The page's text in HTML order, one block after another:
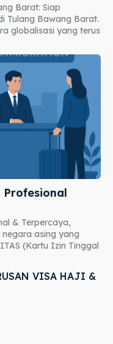
Barat: Siap
Tulang Bawang Barat.
globalisasi yang terus
& Terpercaya,
asing yang
(Kartu Izin Tinggal
VISA HAJI &